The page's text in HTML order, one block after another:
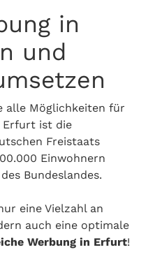
in
und
alle Möglichkeiten für
Erfurt ist die
Freistaats
Einwohnern
Bundeslandes.
eine Vielzahl an
auch eine optimale
Werbung in Erfurt!